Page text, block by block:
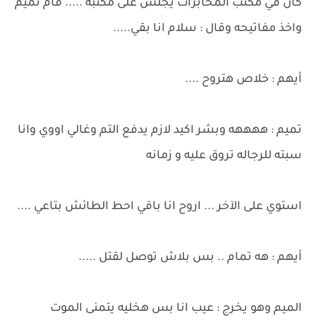
كان في مكتب المخابرات يجلس على مكتبه ..... قام تميم
واخذ مفاتيحه وقال : سلام انا بقي.....
أيهم : خلاص هتروح ....
تميم : ههههه وبشر اكيد لازم يدفع التم وغالي اووي وانا
سبته للرجاله تروق عليه و زمانه
استوي على الآخر ... اروح انا باقي احط الطائش بتاعي ....
أيهم : هه تمام .. بس بلاش توصل لقتل .....
الميم وهو يخرج : عيب انا بس هخليه يتمنى الموت